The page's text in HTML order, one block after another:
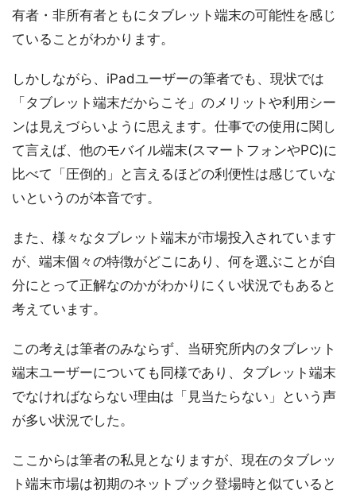
有者・非所有者ともにタブレット端末の可能性を感じ
ていることがわかります。
しかしながら、iPadユーザーの筆者でも、現状では
「タブレット端末だからこそ」のメリットや利用シー
ンは見えづらいように思えます。仕事での使用に関し
て言えば、他のモバイル端末(スマートフォンやPC)に
比べて「圧倒的」と言えるほどの利便性は感じていな
いというのが本音です。
また、様々なタブレット端末が市場投入されています
が、端末個々の特徴がどこにあり、何を選ぶことが自
分にとって正解なのかがわかりにくい状況でもあると
考えています。
この考えは筆者のみならず、当研究所内のタブレット
端末ユーザーについても同様であり、タブレット端末
でなければならない理由は「見当たらない」という声
が多い状況でした。
ここからは筆者の私見となりますが、現在のタブレッ
ト端末市場は初期のネットブック登場時と似ていると